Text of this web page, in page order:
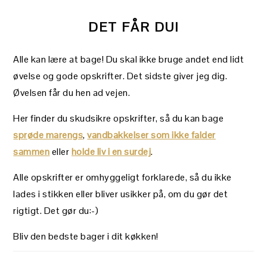
DET FÅR DU!
Alle kan lære at bage! Du skal ikke bruge andet end lidt
øvelse og gode opskrifter. Det sidste giver jeg dig.
Øvelsen får du hen ad vejen.
Her finder du skudsikre opskrifter, så du kan bage
sprøde marengs,vandbakkelser som ikke falder
sammenellerholde liv i en surdej.
Alle opskrifter er omhyggeligt forklarede, så du ikke
lades i stikken eller bliver usikker på, om du gør det
rigtigt. Det gør du:-)
Bliv den bedste bager i dit køkken!